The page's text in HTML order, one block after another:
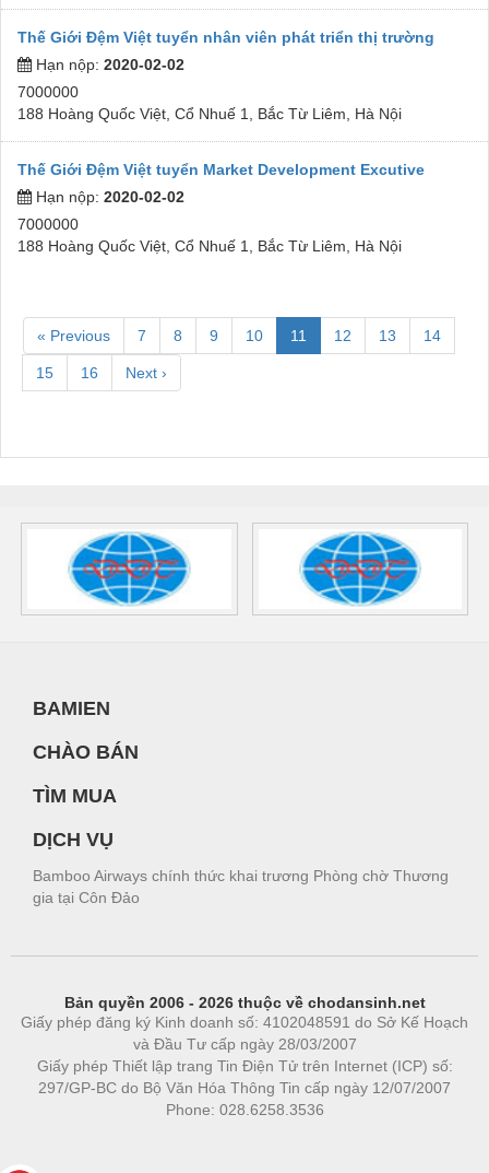
Thế Giới Đệm Việt tuyển nhân viên phát triển thị trường
Hạn nộp: 2020-02-02
7000000
188 Hoàng Quốc Việt, Cổ Nhuế 1, Bắc Từ Liêm, Hà Nội
Thế Giới Đệm Việt tuyển Market Development Excutive
Hạn nộp: 2020-02-02
7000000
188 Hoàng Quốc Việt, Cổ Nhuế 1, Bắc Từ Liêm, Hà Nội
« Previous 7 8 9 10 11 12 13 14
15 16 Next ›
BAMIEN
CHÀO BÁN
TÌM MUA
DỊCH VỤ
Bamboo Airways chính thức khai trương Phòng chờ Thương
gia tại Côn Đảo
Bản quyền 2006 - 2026 thuộc về chodansinh.net
Giấy phép đăng ký Kinh doanh số: 4102048591 do Sở Kế Hoạch
và Đầu Tư cấp ngày 28/03/2007
Giấy phép Thiết lập trang Tin Điện Tử trên Internet (ICP) số:
297/GP-BC do Bộ Văn Hóa Thông Tin cấp ngày 12/07/2007
Phone: 028.6258.3536